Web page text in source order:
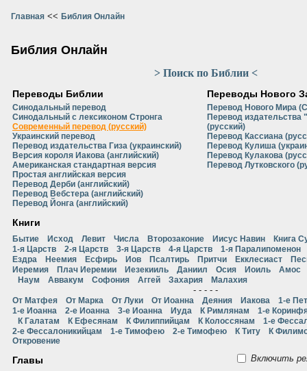
Главная << Библия Онлайн
Библия Онлайн
> Поиск по Библии <
Переводы Библии
Синодальный перевод
Синодальный с лексиконом Стронга
Современный перевод (русский)
Украинский перевод
Перевод издательства Гиза (украинский)
Версия короля Иакова (английский)
Американская стандартная версия
Простая английская версия
Перевод Дерби (английский)
Перевод Вебстера (английский)
Перевод Йонга (английский)
Переводы Нового
Перевод Нового Мира
Перевод
(русский)
Перевод Кассиана
Перевод Кулиша
Перевод Кулакова
Перевод Лутковского
Книги
Бытие Исход Левит Числа Второзаконие Иисус Навин
Книга
1-я Царств
2-я Царств 3-я Царств 4-я Царств
1-я Паралипоменон
Ездра
Неемия Есфирь Иов Псалтирь Притчи Екклесиаст
Иеремия
Плач Иеремии Иезекииль Даниил Осия Иоиль
Амос
Наум
Аввакум Софония Аггей Захария Малахия
- - - - -
От Матфея От Марка От Луки От Иоанна Деяния Иакова
1-е
1-е Иоанна
2-е Иоанна 3-е Иоанна Иуда К Римлянам
1-е
К Галатам
К Ефесянам К Филиппийцам К Колоссянам
1-е
2-е Фессалоникийцам
1-е Тимофею 2-е Тимофею К Титу
К
Откровение
Главы Включить